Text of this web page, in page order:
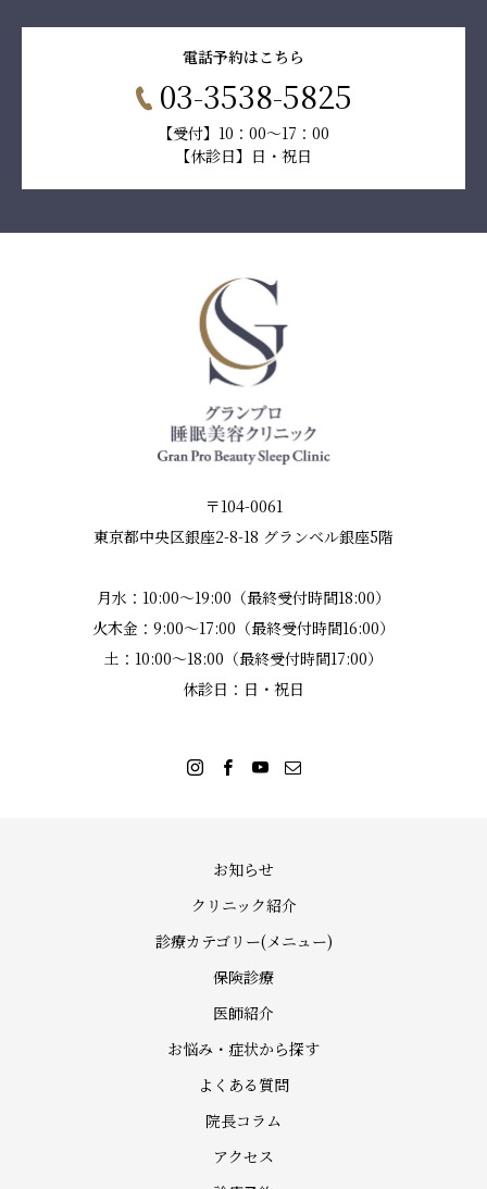
電話予約はこちら
03-3538-5825
【受付】10：00～17：00
【休診日】日・祝日
〒104-0061
東京都中央区銀座2-8-18 グランベル銀座5階
月水：10:00～19:00（最終受付時間18:00）
火木金：9:00～17:00（最終受付時間16:00）
土：10:00～18:00（最終受付時間17:00）
休診日：日・祝日
お知らせ
クリニック紹介
診療カテゴリー(メニュー)
保険診療
医師紹介
お悩み・症状から探す
よくある質問
院長コラム
アクセス